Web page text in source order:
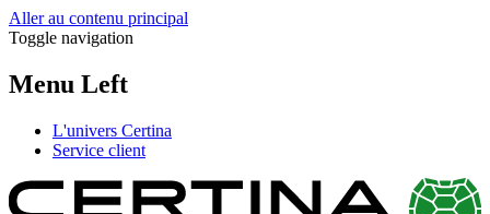
Aller au contenu principal
Toggle navigation
Menu Left
L'univers Certina
Service client